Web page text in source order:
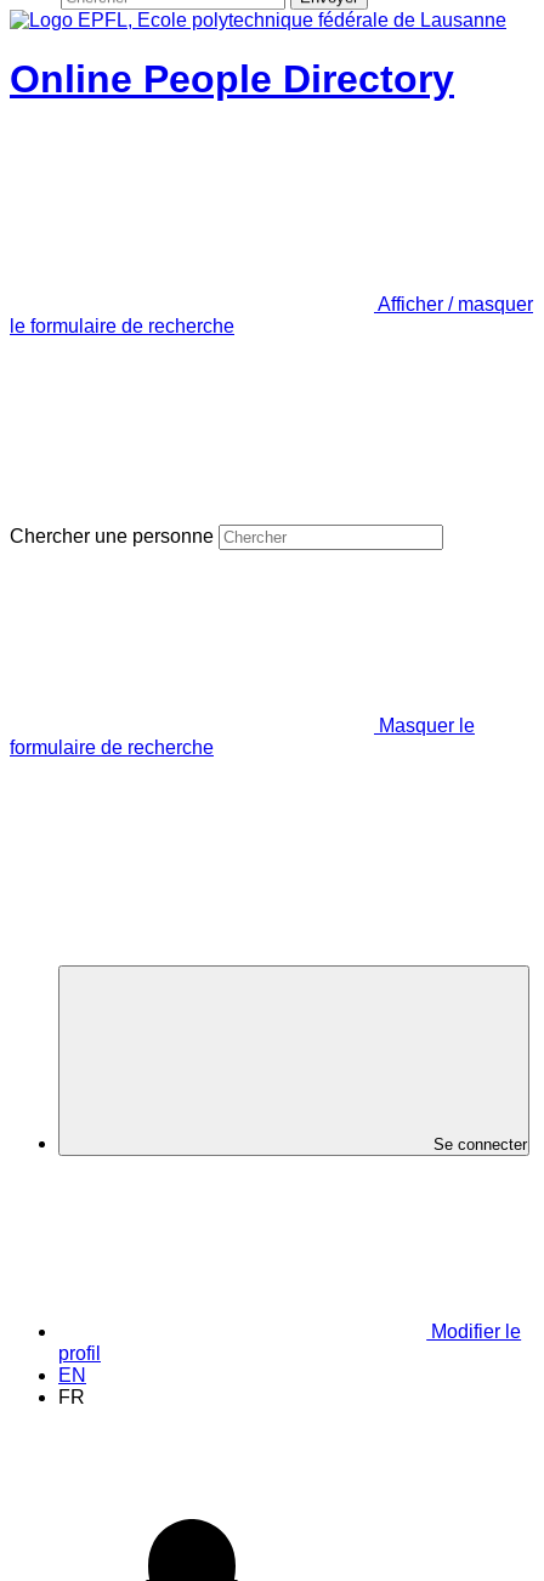
Online People Directory
Afficher / masquer
le formulaire de recherche
Chercher une personne
Masquer le
formulaire de recherche
Se connecter
Modifier le
profil
EN
FR